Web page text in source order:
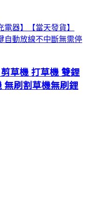
電器】【當天發貨】
自動放線不中斷無需停
草機 打草機 雙鋰
無刷割草機無刷鋰